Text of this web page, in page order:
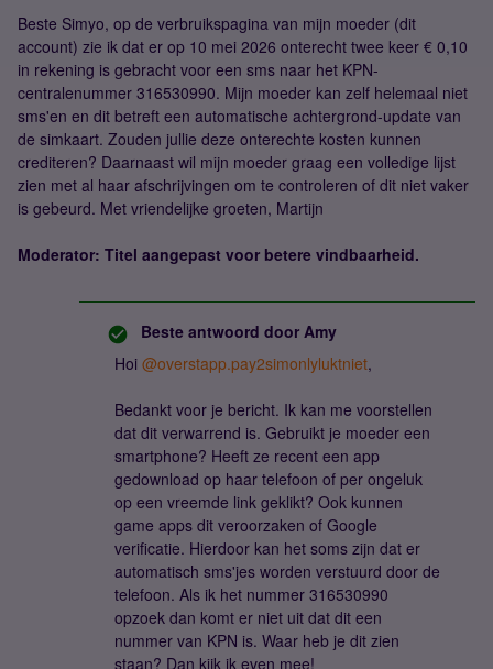
Beste Simyo, op de verbruikspagina van mijn moeder (dit
account) zie ik dat er op 10 mei 2026 onterecht twee keer € 0,10
in rekening is gebracht voor een sms naar het KPN-
centralenummer 316530990. Mijn moeder kan zelf helemaal niet
sms'en en dit betreft een automatische achtergrond-update van
de simkaart. Zouden jullie deze onterechte kosten kunnen
crediteren? Daarnaast wil mijn moeder graag een volledige lijst
zien met al haar afschrijvingen om te controleren of dit niet vaker
is gebeurd. Met vriendelijke groeten, Martijn
Moderator: Titel aangepast voor betere vindbaarheid.
Beste antwoord door Amy
Hoi ​ @overstapp.pay2simonlyluktniet,
Bedankt voor je bericht. Ik kan me voorstellen
dat dit verwarrend is. Gebruikt je moeder een
smartphone? Heeft ze recent een app
gedownload op haar telefoon of per ongeluk
op een vreemde link geklikt? Ook kunnen
game apps dit veroorzaken of Google
verificatie. Hierdoor kan het soms zijn dat er
automatisch sms'jes worden verstuurd door de
telefoon. Als ik het nummer 316530990
opzoek dan komt er niet uit dat dit een
nummer van KPN is. Waar heb je dit zien
staan? Dan kijk ik even mee!